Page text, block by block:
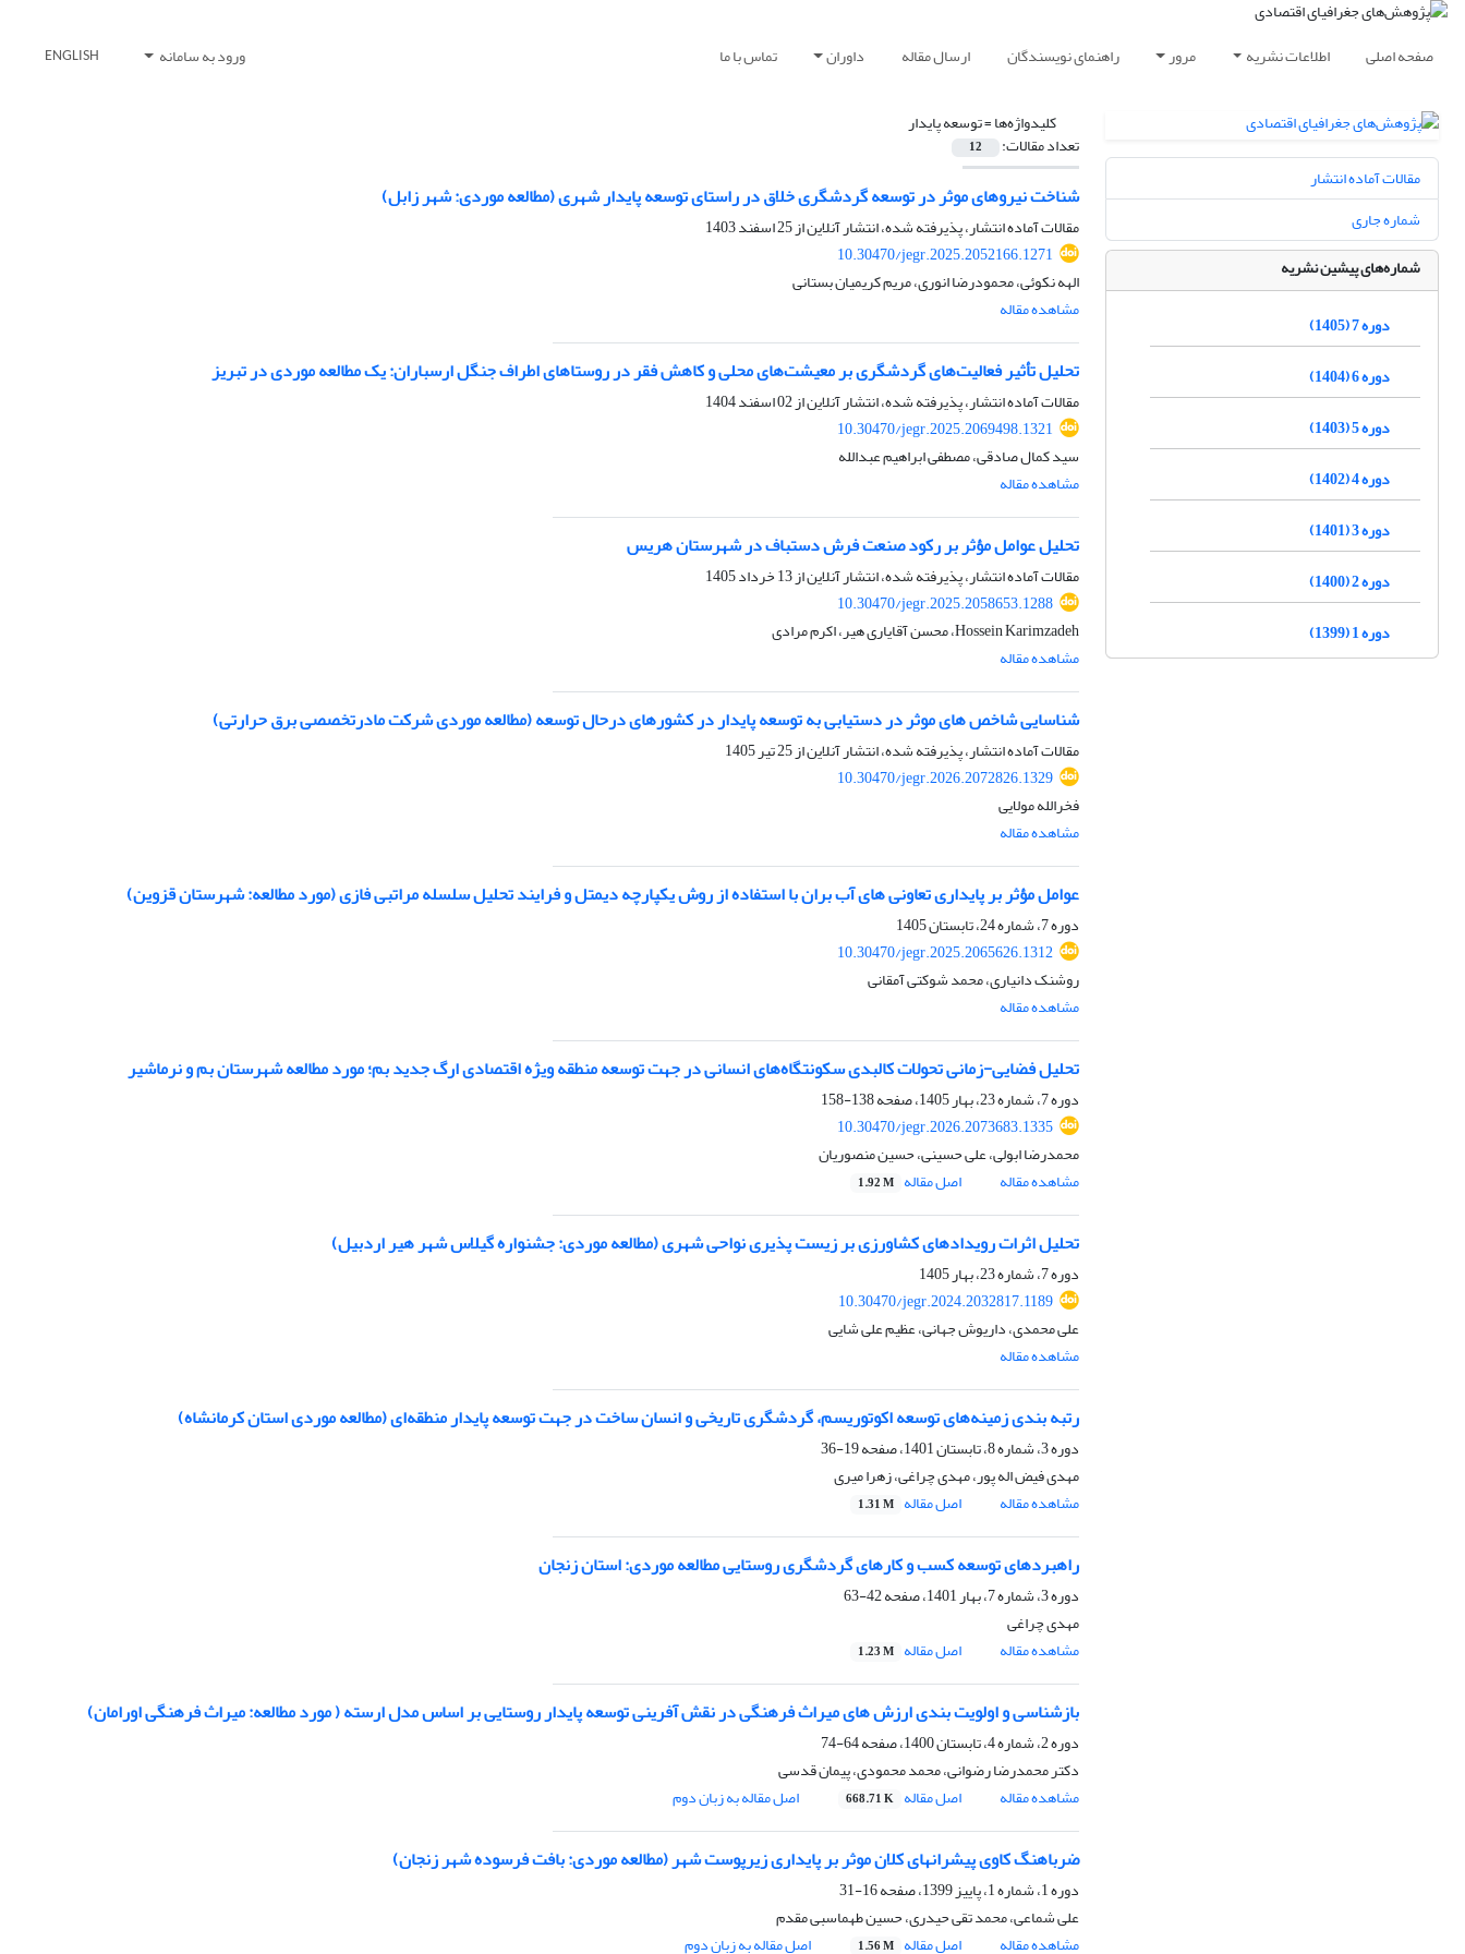
صفحه اصلی اطلاعات نشریه مرور راهنمای نویسندگان ارسال مقاله داوران تماس با ما ورود به سامانه ENGLISH
کلیدواژه‌ها =توسعه پایدار
تعداد مقالات: 12
شناخت نیروهای موثر در توسعه گردشگری خلاق در راستای توسعه پایدار شهری (مطالعه موردی: شهر زابل)
مقالات آماده انتشار، پذیرفته شده، انتشار آنلاین از25 اسفند 1403
10.30470/jegr.2025.2052166.1271
الهه نکوئی، محمودرضا انوری، مریم کریمیان بستانی
مشاهده مقاله
تحلیل تأثیر فعالیت‌های گردشگری بر معیشت‌های محلی و کاهش فقر در روستاهای اطراف جنگل ارسباران: یک مطالعه موردی در تبریز
مقالات آماده انتشار، پذیرفته شده، انتشار آنلاین از02 اسفند 1404
10.30470/jegr.2025.2069498.1321
سید کمال صادقی، مصطفی ابراهیم عبدالله
مشاهده مقاله
تحلیل عوامل مؤثر بر رکود صنعت فرش دستباف در شهرستان هریس
مقالات آماده انتشار، پذیرفته شده، انتشار آنلاین از13 خرداد 1405
10.30470/jegr.2025.2058653.1288
Hossein Karimzadeh، محسن آقایاری هیر، اکرم مرادی
مشاهده مقاله
شناسایی شاخص های موثر در دستیابی به توسعه پایدار در کشورهای درحال توسعه (مطالعه موردی شرکت مادرتخصصی برق حرارتی)
مقالات آماده انتشار، پذیرفته شده، انتشار آنلاین از25 تیر 1405
10.30470/jegr.2026.2072826.1329
فخرالله مولایی
مشاهده مقاله
عوامل مؤثر بر پایداری تعاونی ‏های آب بران با استفاده از روش یکپارچه دیمتل و فرایند تحلیل سلسله مراتبی فازی (مورد مطالعه: شهرستان قزوین)
دوره 7، شماره 24، تابستان 1405
10.30470/jegr.2025.2065626.1312
روشنک دانیاری، محمد شوکتی آمقانی
مشاهده مقاله
تحلیل فضایی-زمانی تحولات کالبدی سکونتگاه‌های انسانی در جهت توسعه منطقه ویژه اقتصادی ارگ جدید بم؛ مورد مطالعه شهرستان بم و نرماشیر
دوره 7، شماره 23، بهار 1405، صفحه
138-158
10.30470/jegr.2026.2073683.1335
محمدرضا ابولی، علی حسینی، حسین منصوریان
مشاهده مقاله
اصل مقاله 1.92 M
تحلیل اثرات رویدادهای کشاورزی بر زیست پذیری نواحی شهری (مطالعه موردی: جشنواره گیلاس شهر هیر اردبیل)
دوره 7، شماره 23، بهار 1405
10.30470/jegr.2024.2032817.1189
علی محمدی، داریوش جهانی، عظیم علی شایی
مشاهده مقاله
رتبه بندی زمینه‌های توسعه اکوتوریسم، گردشگری تاریخی و انسان ساخت در جهت توسعه پایدار منطقه‌ای (مطالعه موردی استان کرمانشاه)
دوره 3، شماره 8، تابستان 1401، صفحه
19-36
مهدی فیض اله پور، مهدی چراغی، زهرا میری
مشاهده مقاله
اصل مقاله 1.31 M
راهبردهای توسعه کسب و کارهای گردشگری روستایی مطالعه موردی: استان زنجان
دوره 3، شماره 7، بهار 1401، صفحه
42-63
مهدی چراغی
مشاهده مقاله
اصل مقاله 1.23 M
بازشناسی و اولویت بندی ارزش های میراث فرهنگی در نقش آفرینی توسعه پایدار روستایی بر اساس مدل ارسته ( مورد مطالعه: میراث فرهنگی اورامان)
دوره 2، شماره 4، تابستان 1400، صفحه
64-74
دکتر محمدرضا رضوانی، محمد محمودی، پیمان قدسی
مشاهده مقاله
اصل مقاله 668.71 K اصل مقاله به زبان دوم
ضرباهنگ کاوی پیشرانهای کلان موثر بر پایداری زیرپوست شهر (مطالعه موردی: بافت فرسوده شهر زنجان)
دوره 1، شماره 1، پاییز 1399، صفحه
16-31
علی شماعی، محمد تقی حیدری، حسین طهماسبی مقدم
مشاهده مقاله
اصل مقاله 1.56 M اصل مقاله به زبان دوم
مقالات آماده انتشار
شماره جاری
شماره‌های پیشین نشریه
دوره 7 (1405)
دوره 6 (1404)
دوره 5 (1403)
دوره 4 (1402)
دوره 3 (1401)
دوره 2 (1400)
دوره 1 (1399)